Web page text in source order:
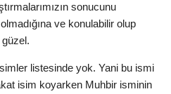
sonucunu
ve konulabilir olup
güzel.
listesinde yok. Yani bu ismi
isim koyarken Muhbir isminin